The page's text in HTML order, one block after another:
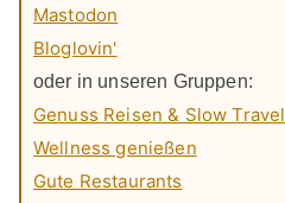
Mastodon
Bloglovin'
oder in unseren Gruppen:
Genuss Reisen & Slow Travel
Wellness genießen
Gute Restaurants